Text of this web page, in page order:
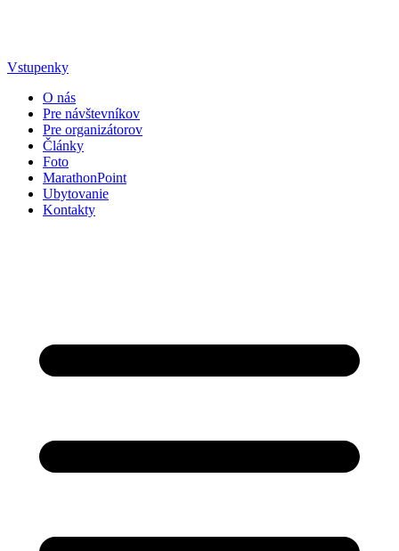
Vstupenky
O nás
Pre návštevníkov
Pre organizátorov
Články
Foto
MarathonPoint
Ubytovanie
Kontakty